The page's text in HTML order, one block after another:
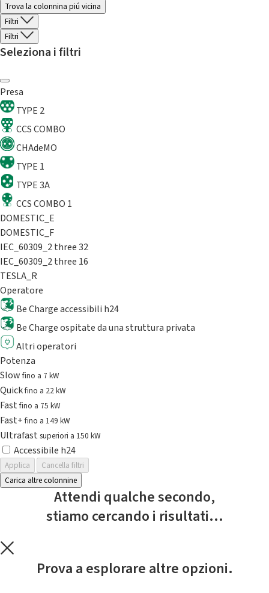
Trova la colonnina piú vicina
Filtri
Filtri
Seleziona i filtri
Presa
TYPE 2
CCS COMBO
CHAdeMO
TYPE 1
TYPE 3A
CCS COMBO 1
DOMESTIC_E
DOMESTIC_F
IEC_60309_2 three 32
IEC_60309_2 three 16
TESLA_R
Operatore
Be Charge accessibili h24
Be Charge ospitate da una struttura privata
Altri operatori
Potenza
Slowfino a 7 kW
Quickfino a 22 kW
Fastfino a 75 kW
Fast+fino a 149 kW
Ultrafast superiori a 150 kW
Accessibile h24
Applica
Cancella filtri
Carica altre colonnine
Attendi qualche secondo,
stiamo cercando i risultati...
Prova a esplorare altre opzioni.